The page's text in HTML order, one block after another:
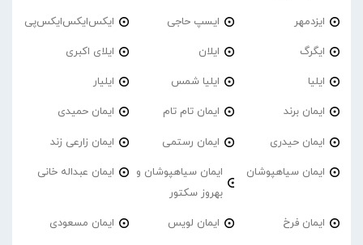
ایزدمهر ایسپ حاجی ایکس‌ایکس‌ایکس‌پی
ایگرگ ایلان ایلای اکبری
ایلیا ایلیا شمس ایلیار
ایمان برند ایمان تام تام ایمان حمیدی
ایمان حیدری ایمان رستمی ایمان زارعی زند
ایمان سیاهپوشان
ایمان سیاهپوشان و
بهروز سکتور
ایمان عبداله خانی
ایمان فرخ ایمان لویس ایمان مسعودی